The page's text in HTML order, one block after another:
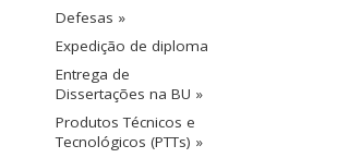
Defesas »
Expedição de diploma
Entrega de
Dissertações na BU »
Produtos Técnicos e
Tecnológicos (PTTs) »